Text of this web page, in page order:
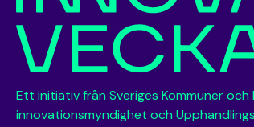
Ett initiativ från Sveriges Kommuner och
innovationsmyndighet och